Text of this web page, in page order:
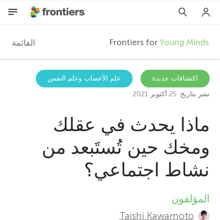
F
r
n
Frontiers forYoung Minds القائمة
المقالات
المشاركون
اكتشافات جديدة
علم الأعصاب وعلم النفس
نشر بتاريخ: 25 أكتوبر 2021
ماذا يحدث في عقلك
ومخك حين تُستَبعد من
نشاط اجتماعي؟
A
المؤلفون
Taishi Kawamoto